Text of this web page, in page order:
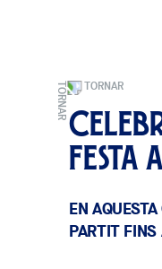
TORNAR
festa
EN
PARTIT